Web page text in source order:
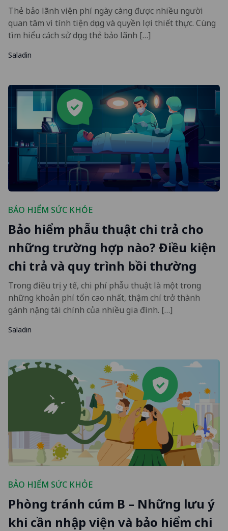
Thẻ bảo lãnh viện phí ngày càng được nhiều người
quan tâm vì tính tiện dụng và quyền lợi thiết thực. Cùng
tìm hiểu cách sử dụng thẻ bảo lãnh […]
Saladin
BẢO HIỂM SỨC KHỎE
Bảo hiểm phẫu thuật chi trả cho
những trường hợp nào? Điều kiện
chi trả và quy trình bồi thường
Trong điều trị y tế, chi phí phẫu thuật là một trong
những khoản phí tổn cao nhất, thậm chí trở thành
gánh nặng tài chính của nhiều gia đình. […]
Saladin
BẢO HIỂM SỨC KHỎE
Phòng tránh cúm B – Những lưu ý
khi cần nhập viện và bảo hiểm chi